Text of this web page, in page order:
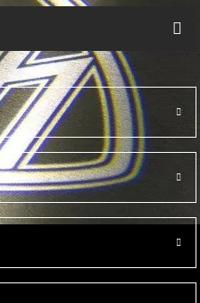
ve diğer
öneri formunu kullanarak
bulunuyor.
olmalı.